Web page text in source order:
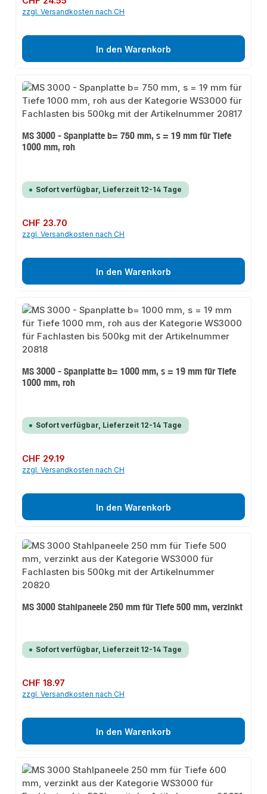
zzgl. Versandkosten nach CH
In den Warenkorb
MS 3000 - Spanplatte b= 750 mm, s = 19 mm für Tiefe
1000 mm, roh
Sofort verfügbar, Lieferzeit 12-14 Tage
Regulärer Preis:
CHF 23.70
zzgl. Versandkosten nach CH
In den Warenkorb
MS 3000 - Spanplatte b= 1000 mm, s = 19 mm für Tiefe
1000 mm, roh
Sofort verfügbar, Lieferzeit 12-14 Tage
Regulärer Preis:
CHF 29.19
zzgl. Versandkosten nach CH
In den Warenkorb
MS 3000 Stahlpaneele 250 mm für Tiefe 500 mm, verzinkt
Sofort verfügbar, Lieferzeit 12-14 Tage
Regulärer Preis:
CHF 18.97
zzgl. Versandkosten nach CH
In den Warenkorb